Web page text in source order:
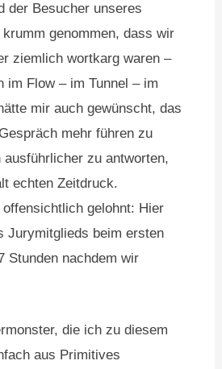
der Besucher unseres
genommen, dass wir
ziemlich wortkarg waren –
im Flow – im Tunnel – im
mir auch gewünscht, das
mehr führen zu
ausführlicher zu antworten,
echten Zeitdruck.
gelohnt: Hier
Jurymitglieds beim ersten
Stunden nachdem wir
die ich zu diesem
aus Primitives